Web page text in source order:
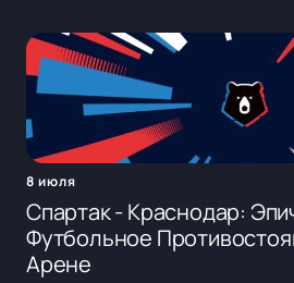
8 июля
Спартак - Краснодар:
Футбольное
Арене